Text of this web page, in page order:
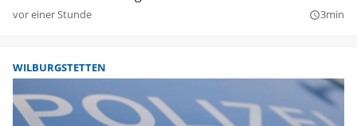
vor einer Stunde query_builder3min
WILBURGSTETTEN